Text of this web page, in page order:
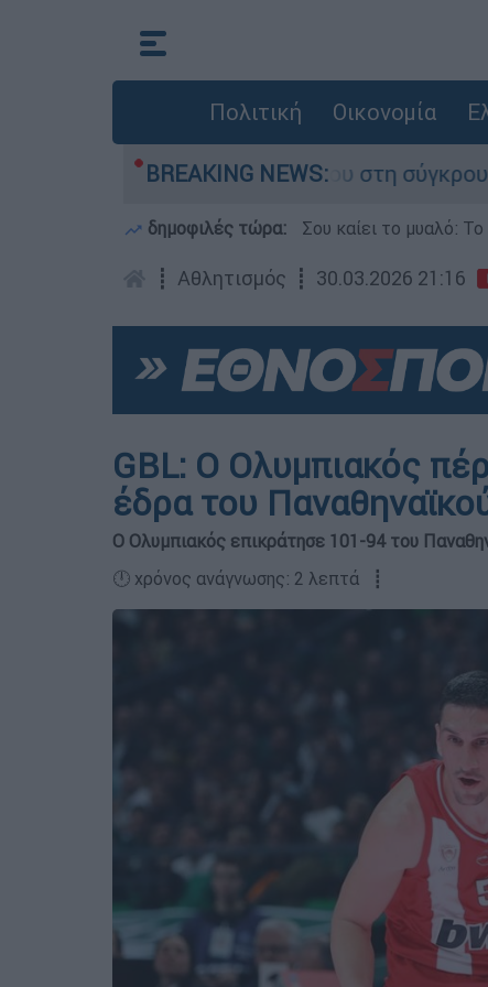
Πολιτική Οικονομία
BREAKING NEWS:
που έχασε τη ζωή του στη σύγκρουση
δημοφιλές τώρα: Σου καίει το μυαλό:
┋ Αθλητισμός ┋ 30.03.2026 21:16
GBL: Ο Ολυμπιακός
έδρα του
Ο Ολυμπιακός επικράτησε 101-94 του
🕛 χρόνος ανάγνωσης: 2 λεπτά ┋